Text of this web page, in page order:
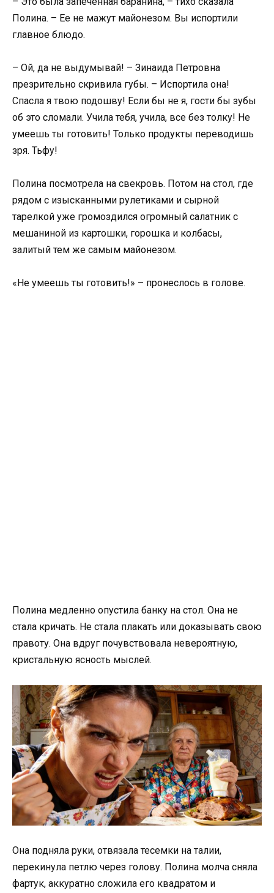
Полина. – Ее не мажут майонезом. Вы испортили
главное блюдо.
– Ой, да не выдумывай! – Зинаида Петровна
презрительно скривила губы. – Испортила она!
Спасла я твою подошву! Если бы не я, гости бы зубы
об это сломали. Учила тебя, учила, все без толку! Не
умеешь ты готовить! Только продукты переводишь
зря. Тьфу!
Полина посмотрела на свекровь. Потом на стол, где
рядом с изысканными рулетиками и сырной
тарелкой уже громоздился огромный салатник с
мешаниной из картошки, горошка и колбасы,
залитый тем же самым майонезом.
«Не умеешь ты готовить!» – пронеслось в голове.
Полина медленно опустила банку на стол. Она не
стала кричать. Не стала плакать или доказывать свою
правоту. Она вдруг почувствовала невероятную,
кристальную ясность мыслей.
Она подняла руки, отвязала тесемки на талии,
перекинула петлю через голову. Полина молча сняла
фартук, аккуратно сложила его квадратом и